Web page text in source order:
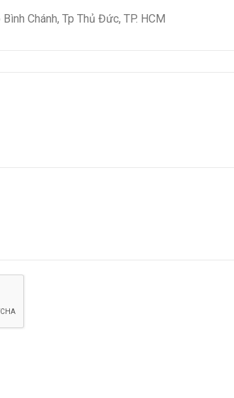
Chánh, Tp Thủ Đức, TP. HCM